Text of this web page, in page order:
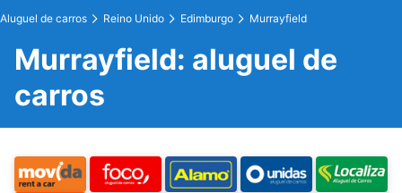
Aluguel de carros Reino Unido Edimburgo Murrayfield
Murrayfield: aluguel de
carros